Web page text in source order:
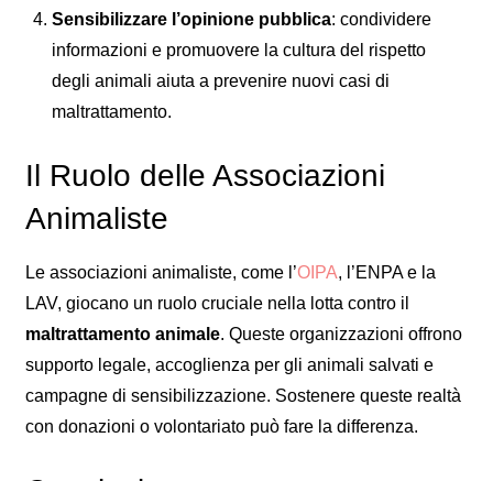
Sensibilizzare l’opinione pubblica: condividere
informazioni e promuovere la cultura del rispetto
degli animali aiuta a prevenire nuovi casi di
maltrattamento.
Il Ruolo delle Associazioni
Animaliste
Le associazioni animaliste, come l’OIPA, l’ENPA e la
LAV, giocano un ruolo cruciale nella lotta contro il
maltrattamento animale. Queste organizzazioni offrono
supporto legale, accoglienza per gli animali salvati e
campagne di sensibilizzazione. Sostenere queste realtà
con donazioni o volontariato può fare la differenza.